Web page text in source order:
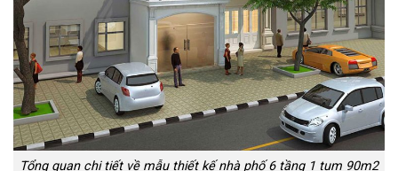
Tổng quan chi tiết về mẫu thiết kế nhà phố 6 tầng 1 tum 90m2